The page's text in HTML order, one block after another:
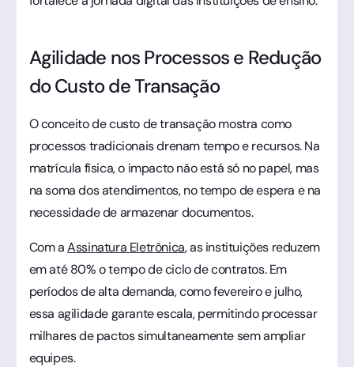
Agilidade nos Processos e Redução
do Custo de Transação
O conceito de custo de transação mostra como
processos tradicionais drenam tempo e recursos. Na
matrícula física, o impacto não está só no papel, mas
na soma dos atendimentos, no tempo de espera e na
necessidade de armazenar documentos.
Com aAssinatura Eletrônica, as instituições reduzem
em até 80% o tempo de ciclo de contratos. Em
períodos de alta demanda, como fevereiro e julho,
essa agilidade garante escala, permitindo processar
milhares de pactos simultaneamente sem ampliar
equipes.